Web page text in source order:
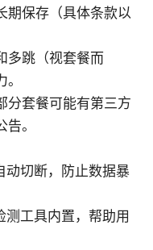
期保存（具体条款以
多跳（视套餐而
分套餐可能有第三方
。
切断，防止数据暴
测工具内置，帮助用